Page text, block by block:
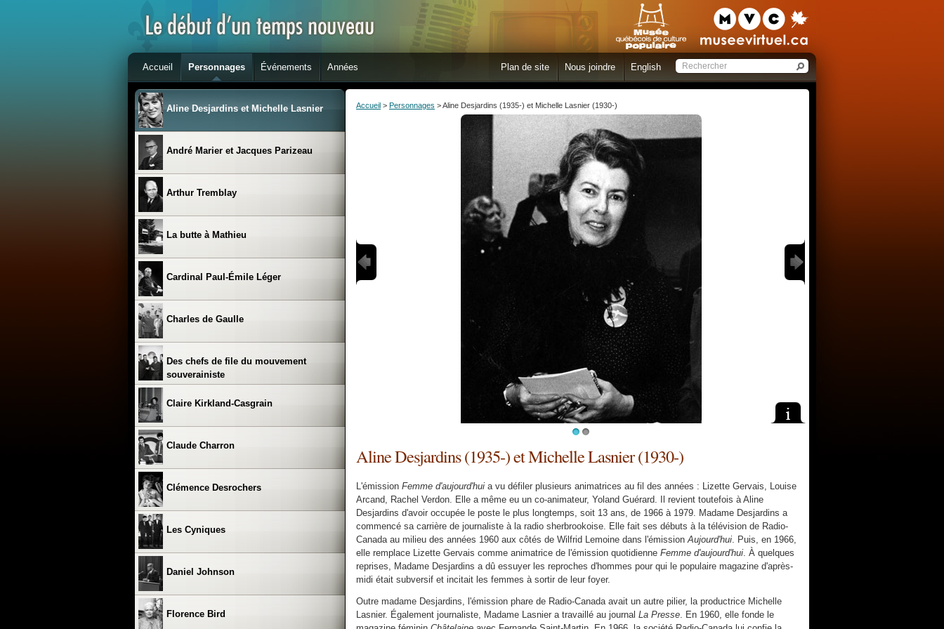
Accueil Personnages Événements Années Plan de site Nous joindre English
Aline Desjardins et Michelle Lasnier
André Marier et Jacques Parizeau
Arthur Tremblay
La butte à Mathieu
Cardinal Paul-Émile Léger
Charles de Gaulle
Des chefs de file du mouvement
souverainiste
Claire Kirkland-Casgrain
Claude Charron
Clémence Desrochers
Les Cyniques
Daniel Johnson
Florence Bird
Accueil > Personnages > Aline Desjardins (1935-) et Michelle Lasnier (1930-)
Aline Desjardins (1935-) et Michelle Lasnier (1930-)
L'émission Femme d'aujourd'hui a vu défiler plusieurs animatrices au fil des années : Lizette Gervais, Louise
Arcand, Rachel Verdon. Elle a même eu un co-animateur, Yoland Guérard. Il revient toutefois à Aline
Desjardins d'avoir occupée le poste le plus longtemps, soit 13 ans, de 1966 à 1979. Madame Desjardins a
commencé sa carrière de journaliste à la radio sherbrookoise. Elle fait ses débuts à la télévision de Radio-
Canada au milieu des années 1960 aux côtés de Wilfrid Lemoine dans l'émission Aujourd'hui . Puis, en 1966,
elle remplace Lizette Gervais comme animatrice de l'émission quotidienne Femme d'aujourd'hui . À quelques
reprises, Madame Desjardins a dû essuyer les reproches d'hommes pour qui le populaire magazine d'après-
midi était subversif et incitait les femmes à sortir de leur foyer.
Outre madame Desjardins, l'émission phare de Radio-Canada avait un autre pilier, la productrice Michelle
Lasnier. Également journaliste, Madame Lasnier a travaillé au journal La Presse. En 1960, elle fonde le